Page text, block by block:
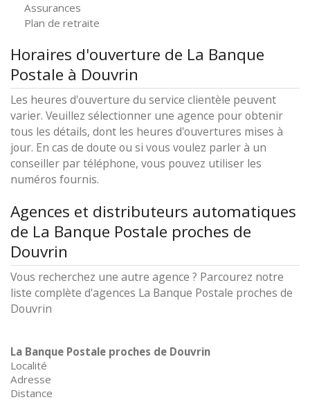
Assurances
Plan de retraite
Horaires d'ouverture de La Banque
Postale à Douvrin
Les heures d'ouverture du service clientèle peuvent
varier. Veuillez sélectionner une agence pour obtenir
tous les détails, dont les heures d'ouvertures mises à
jour. En cas de doute ou si vous voulez parler à un
conseiller par téléphone, vous pouvez utiliser les
numéros fournis.
Agences et distributeurs automatiques
de La Banque Postale proches de
Douvrin
Vous recherchez une autre agence ? Parcourez notre
liste complète d'agences La Banque Postale proches de
Douvrin
La Banque Postale proches de Douvrin
Localité
Adresse
Distance